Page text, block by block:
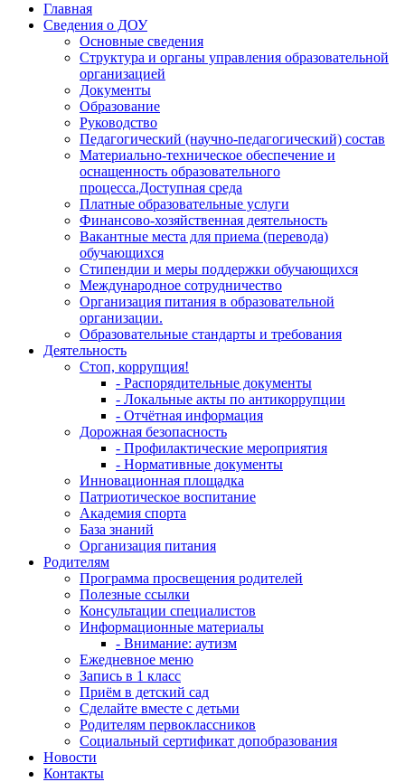
Главная
Сведения о ДОУ
Основные сведения
Структура и органы управления образовательной
организацией
Документы
Образование
Руководство
Педагогический (научно-педагогический) состав
Материально-техническое обеспечение и
оснащенность образовательного
процесса.Доступная среда
Платные образовательные услуги
Финансово-хозяйственная деятельность
Вакантные места для приема (перевода)
обучающихся
Стипендии и меры поддержки обучающихся
Международное сотрудничество
Организация питания в образовательной
организации.
Образовательные стандарты и требования
Деятельность
Стоп, коррупция!
- Распорядительные документы
- Локальные акты по антикоррупции
- Отчётная информация
Дорожная безопасность
- Профилактические мероприятия
- Нормативные документы
Инновационная площадка
Патриотическое воспитание
Академия спорта
База знаний
Организация питания
Родителям
Программа просвещения родителей
Полезные ссылки
Консультации специалистов
Информационные материалы
- Внимание: аутизм
Ежедневное меню
Запись в 1 класс
Приём в детский сад
Сделайте вместе с детьми
Родителям первоклассников
Социальный сертификат допобразования
Новости
Контакты